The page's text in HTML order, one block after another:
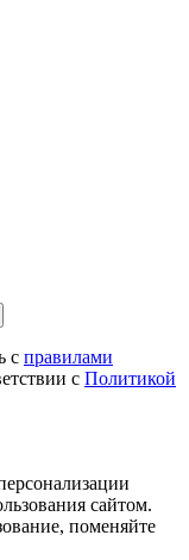
с правилами
с Политикой
сайтом.
поменяйте